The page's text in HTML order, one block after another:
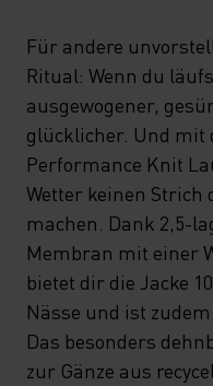
Für andere
Ritual: Wenn du
ausgewogener,
glücklicher. Und mit
Performance Knit
Wetter keinen Strich
machen. Dank 2,5-
Membran mit einer
bietet dir die Jacke
Nässe und ist
Das besonders
zur Gänze aus